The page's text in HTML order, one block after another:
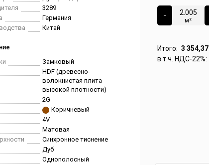
3289
Германия
Китай
Замковый
HDF (древесно-
волокнистая плита
высокой плотности)
2G
Коричневый
4V
Матовая
Синхронное тиснение
Дуб
Однополосный
-
м²
Итого: 3 354,37
в т.ч. НДС-22%: